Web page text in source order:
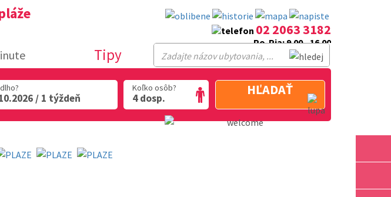
02 2063 3182
Po-Pia: 9.00 - 16.00
Tipy
/ 1 týždeň
Koľko osôb?
4 dosp.
HĽADAŤ